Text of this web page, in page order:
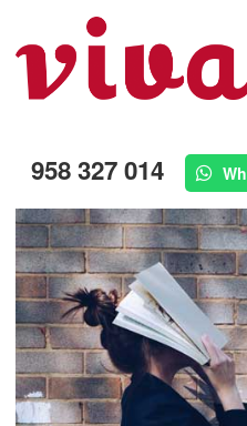
958 327 014